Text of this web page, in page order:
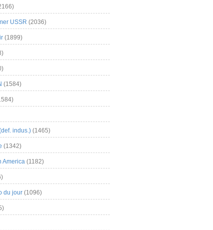
USSR (2036)
(1899)
(1584)
indus.) (1465)
(1342)
America (1182)
du jour (1096)